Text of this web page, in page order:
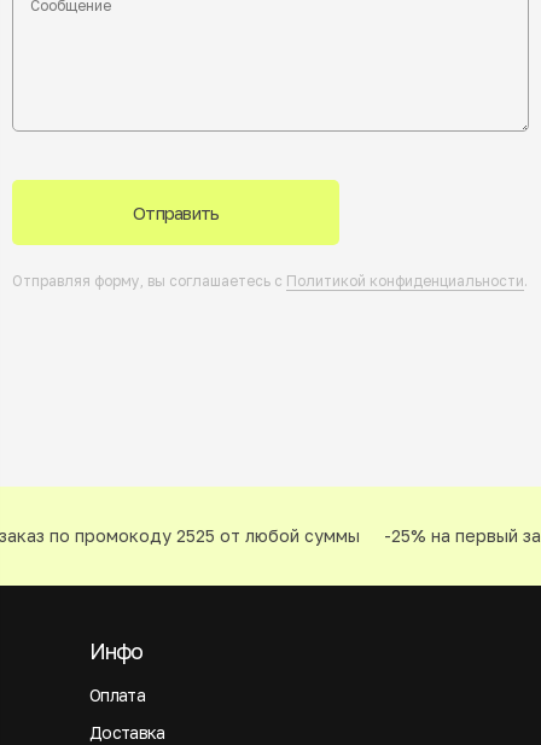
Отправить
Отправляя форму, вы соглашаетесь с Политикой конфиденциальности.
по промокоду 2525 от любой суммы -25% на первый
Оплата
Инфо
Доставка